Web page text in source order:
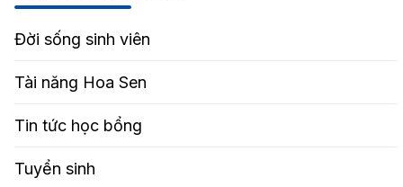
Đời sống sinh viên
Tài năng Hoa Sen
Tin tức học bổng
Tuyển sinh